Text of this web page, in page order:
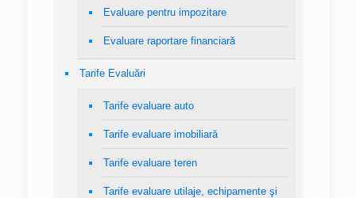
Evaluare pentru impozitare
Evaluare raportare financiară
Tarife Evaluări
Tarife evaluare auto
Tarife evaluare imobiliară
Tarife evaluare teren
Tarife evaluare utilaje, echipamente şi